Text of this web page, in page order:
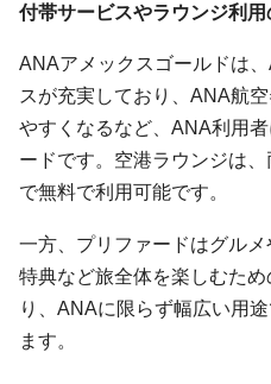
付帯サービスやラウンジ利用
ANAアメックスゴールドは
スが充実しており、ANA航
やすくなるなど、ANA利用
ードです。空港ラウンジは
で無料で利用可能です。
一方、プリファードはグル
特典など旅全体を楽しむた
り、ANAに限らず幅広い用
ます。